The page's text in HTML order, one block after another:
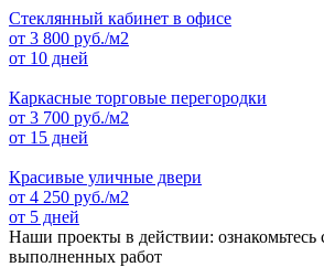
Стеклянный кабинет в офисе
от 3 800 руб./м2
от 10 дней
Каркасные торговые перегородки
от 3 700 руб./м2
от 15 дней
Красивые уличные двери
от 4 250 руб./м2
от 5 дней
Наши проекты в действии: ознакомьтесь
выполненных работ